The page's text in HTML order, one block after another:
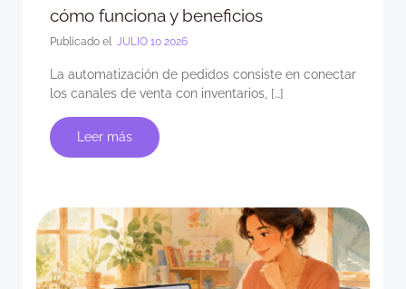
cómo funciona y beneficios
Publicado el JULIO 10 2026
La automatización de pedidos consiste en conectar
los canales de venta con inventarios, […]
Leer más